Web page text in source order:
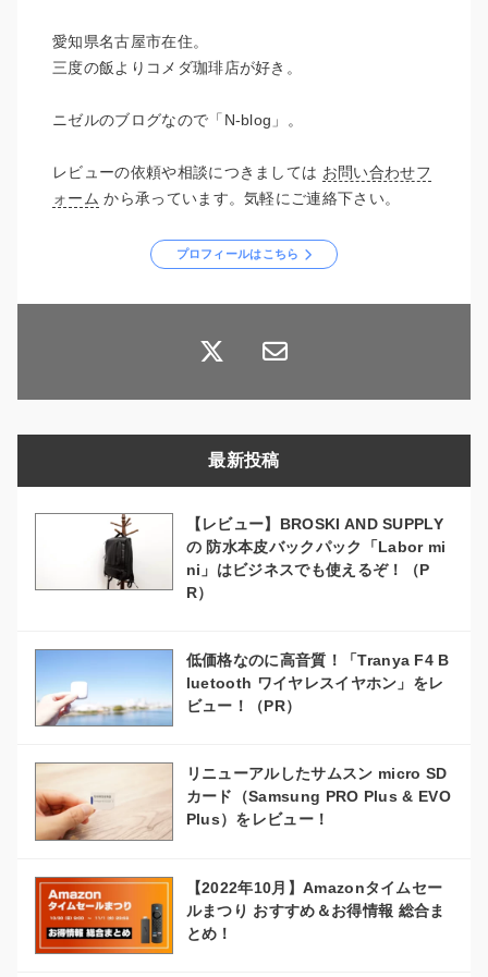
愛知県名古屋市在住。
三度の飯よりコメダ珈琲店が好き。
ニゼルのブログなので「N-blog」。
レビューの依頼や相談につきましては お問い合わせフ
ォーム から承っています。気軽にご連絡下さい。
プロフィールはこちら
最新投稿
【レビュー】BROSKI AND SUPPLY
の 防水本皮バックパック「Labor mi
ni」はビジネスでも使えるぞ！（P
R）
低価格なのに高音質！「Tranya F4 B
luetooth ワイヤレスイヤホン」をレ
ビュー！（PR）
リニューアルしたサムスン micro SD
カード（Samsung PRO Plus & EVO
Plus）をレビュー！
【2022年10月】Amazonタイムセー
ルまつり おすすめ＆お得情報 総合ま
とめ！